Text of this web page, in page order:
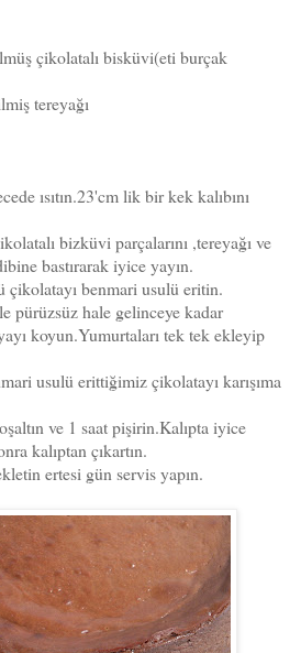
çikolatalı bisküvi(eti burçak
tereyağı
ısıtın.23'cm lik bir kek kalıbını
bizküvi parçalarını ,tereyağı ve
bastırarak iyice yayın.
çikolatayı benmari usulü eritin.
pürüzsüz hale gelinceye kadar
koyun.Yumurtaları tek tek ekleyip
usulü erittiğimiz çikolatayı karışıma
ve 1 saat pişirin.Kalıpta iyice
kalıptan çıkartın.
ertesi gün servis yapın.